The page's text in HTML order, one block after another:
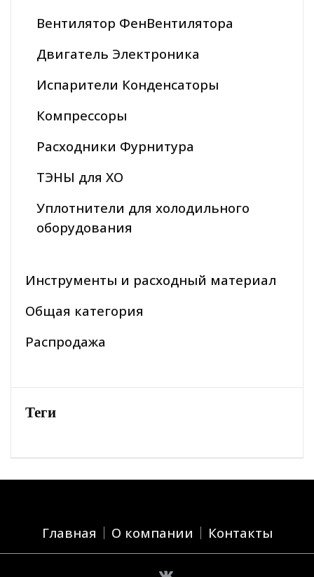
Вентилятор ФенВентилятора
Двигатель Электроника
Испарители Конденсаторы
Компрессоры
Расходники Фурнитура
ТЭНЫ для ХО
Уплотнители для холодильного
оборудования
Инструменты и расходный материал
Общая категория
Распродажа
Теги
Главная О компании Контакты